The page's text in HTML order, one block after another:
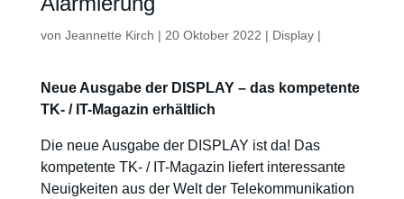
von Jeannette Kirch | 20 Oktober 2022 | Display|
Neue Ausgabe der DISPLAY – das kompetente
TK- / IT-Magazin erhältlich
Die neue Ausgabe der DISPLAY ist da! Das
kompetente TK- / IT-Magazin liefert interessante
Neuigkeiten aus der Welt der Telekommunikation